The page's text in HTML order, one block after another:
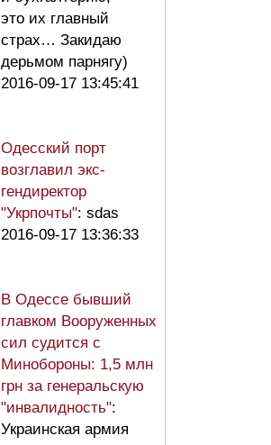
это их главный
страх… Закидаю
дерьмом парнягу)
2016-09-17 13:45:41
Одесский порт
возглавил экс-
гендиректор
"Укрпочты": sdas
2016-09-17 13:36:33
В Одессе бывший
главком Вооруженных
сил судится с
Минобороны: 1,5 млн
грн за генеральскую
"инвалидность":
Украинская армия